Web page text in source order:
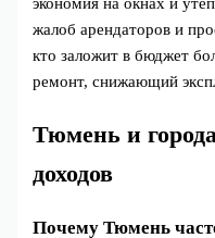
экономия на окнах и
жалоб арендаторов и
кто заложит в бюджет
ремонт, снижающий
Тюмень и
доходов
Почему Тюмень